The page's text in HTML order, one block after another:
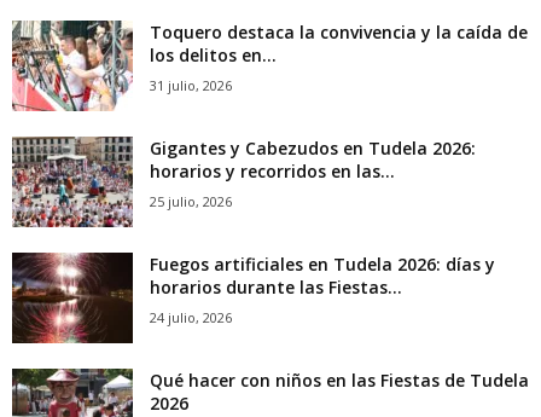
Toquero destaca la convivencia y la caída de
los delitos en...
31 julio, 2026
Gigantes y Cabezudos en Tudela 2026:
horarios y recorridos en las...
25 julio, 2026
Fuegos artificiales en Tudela 2026: días y
horarios durante las Fiestas...
24 julio, 2026
Qué hacer con niños en las Fiestas de Tudela
2026